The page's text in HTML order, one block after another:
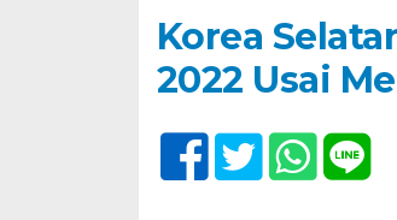
Korea
2022 Usai